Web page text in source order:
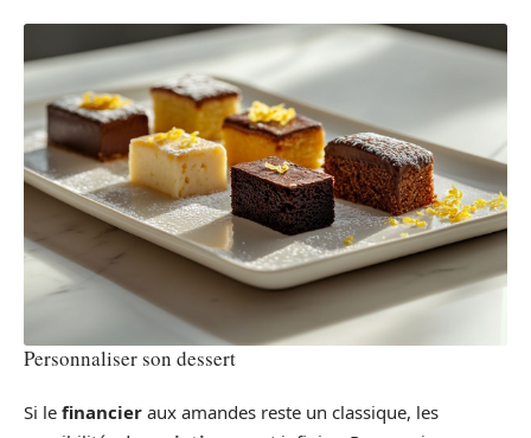
Personnaliser son dessert
Si le financier aux amandes reste un classique, les